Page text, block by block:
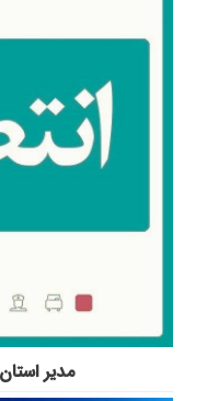
مدیر